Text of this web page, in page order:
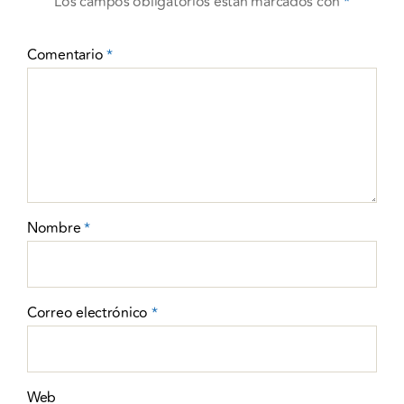
Comentario*
Nombre*
Correo electrónico *
Web